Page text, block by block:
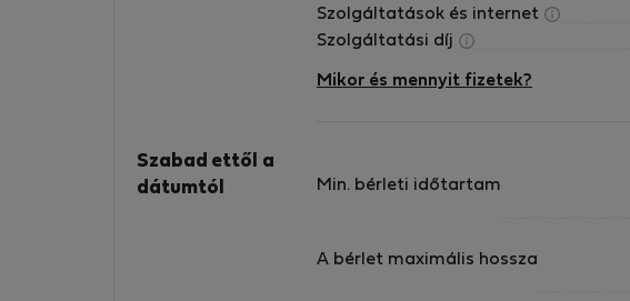
Szolgáltatások és internet
Szolgáltatási díj
Mikor és mennyit fizetek?
Szabad ettől a
dátumtól
Min. bérleti időtartam
A bérlet maximális hossza